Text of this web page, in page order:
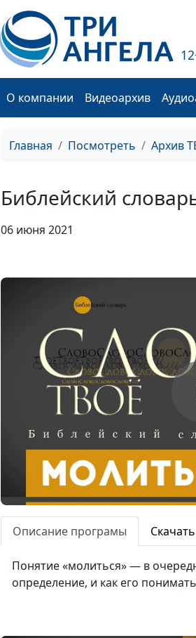
О компании Видеоархив
Главная Посмотреть Архив
Библейский
06 июня 2021
Описание програмы Скачать
Понятие «молиться» — в
определение, и как его